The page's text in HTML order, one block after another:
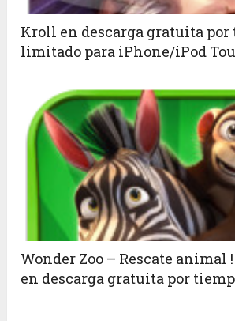
Kroll en descarga gratuita por
limitado para iPhone/iPod
Wonder Zoo – Rescate animal
en descarga gratuita por